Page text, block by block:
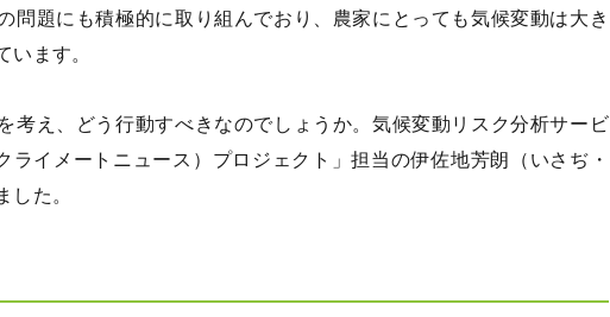
問題にも積極的に取り組んでおり、農家にとっても気候変動は大き
います。
考え、どう行動すべきなのでしょうか。気候変動リスク分析サービ
ライメートニュース）プロジェクト」担当の伊佐地芳朗（いさぢ・
した。